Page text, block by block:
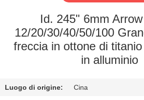
FABBRICA
CONTROLLO
Id. 245" 6mm
12/20/30/40/50/100
freccia in ottone di
in alluminio
Luogo di origine: Cina